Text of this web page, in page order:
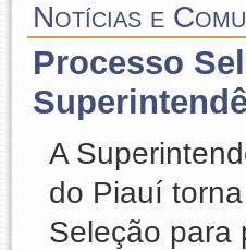
Notícias e
Processo
A
do Piauí
Seleção para